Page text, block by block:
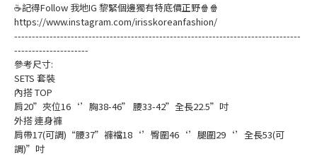
☕記得Follow 我地IG 黎緊個邊獨有特底價正野🍿🍿
https://www.instagram.com/irisskoreanfashion/
---------------------------------------------------------------------------------
---------------------
參考尺寸:
SETS 套裝
內搭 TOP
肩20”夾位16‘’胸38-46” 腰33-42”全長22.5”吋
外搭 連身褲
肩帶17(可調)“腰37”褲襠18‘’臀圍46‘’腿圍29‘’全長53(可
調)”吋